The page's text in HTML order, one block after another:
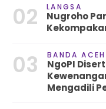
02 LANGSA
Nugroho
03 BANDA ACEH
NgoPI
Mengadili